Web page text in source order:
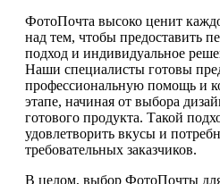
ФотоПочта высоко ценит
над тем, чтобы предоставить
подход и индивидуальное
Наши специалисты готовы
профессиональную помощь и
этапе, начиная от выбора
готового продукта. Такой
удовлетворить вкусы и
требовательных заказчиков.
В целом, выбор ФотоПочты